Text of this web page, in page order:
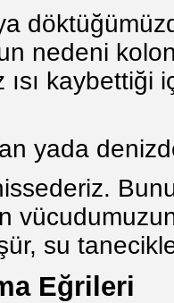
nedeni
ısı kaybettiği
yada
su
Eğrileri